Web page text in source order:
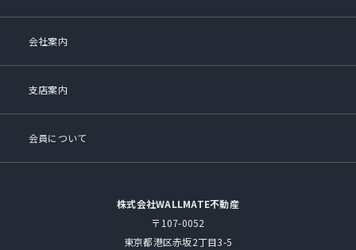
会社案内
支店案内
会員について
株式会社WALLMATE不動産
〒107-0052
東京都港区赤坂2丁目3-5